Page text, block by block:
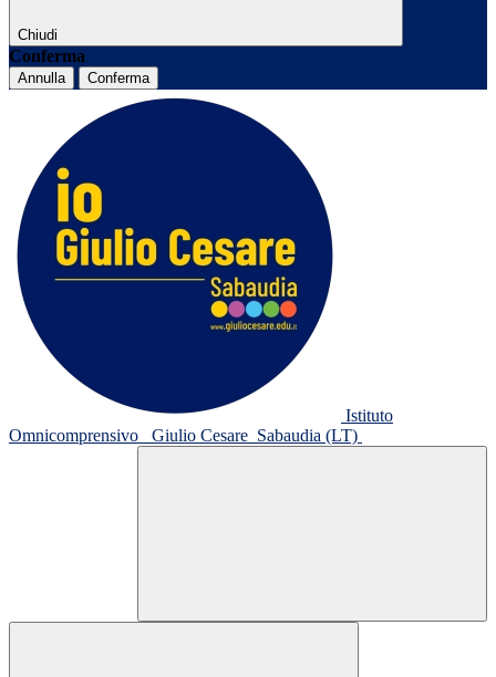
Chiudi
Conferma
Annulla Conferma
Istituto
Omnicomprensivo
Giulio Cesare Sabaudia (LT)